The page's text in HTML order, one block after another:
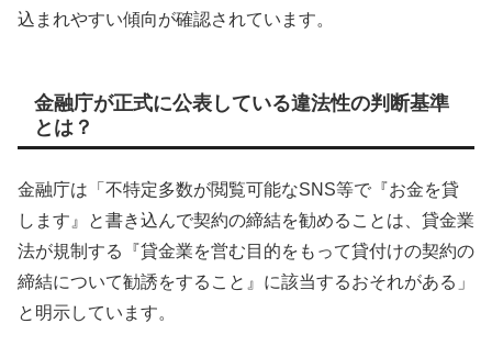
込まれやすい傾向が確認されています。
金融庁が正式に公表している違法性の判断基準
とは？
金融庁は「不特定多数が閲覧可能なSNS等で『お金を貸
します』と書き込んで契約の締結を勧めることは、貸金業
法が規制する『貸金業を営む目的をもって貸付けの契約の
締結について勧誘をすること』に該当するおそれがある」
と明示しています。